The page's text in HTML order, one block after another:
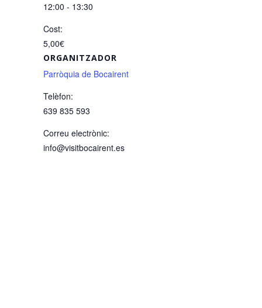
12:00 - 13:30
Cost:
5,00€
ORGANITZADOR
Parròquia de Bocairent
Telèfon:
639 835 593
Correu electrònic:
info@visitbocairent.es